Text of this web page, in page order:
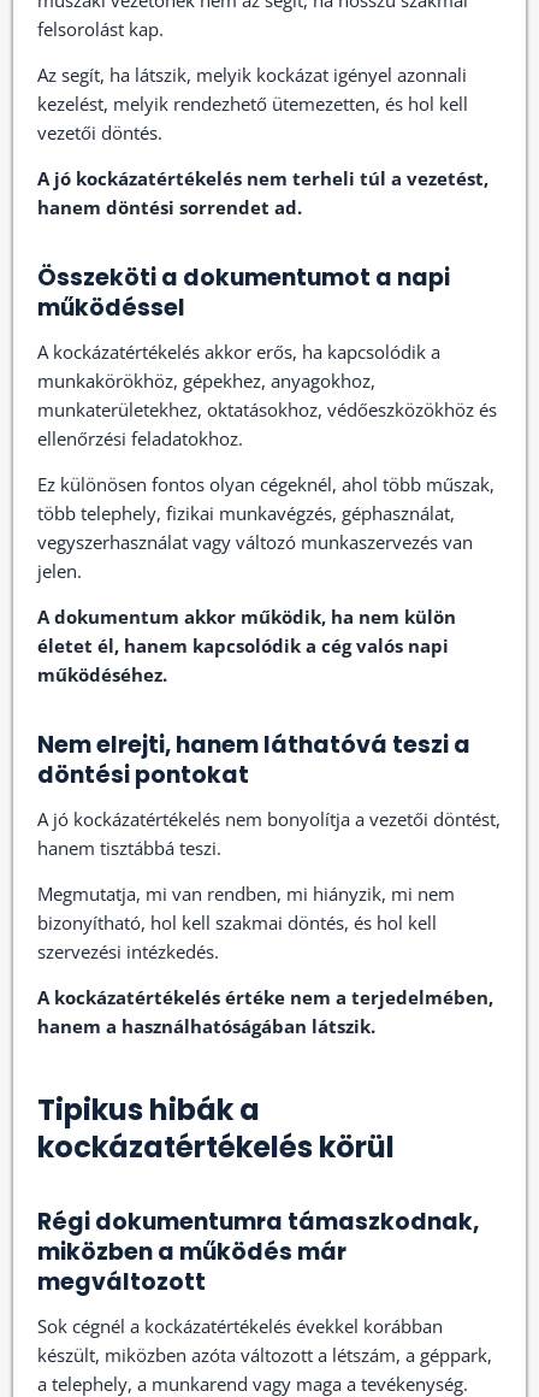
felsorolást kap.
Az segít, ha látszik, melyik kockázat igényel azonnali
kezelést, melyik rendezhető ütemezetten, és hol kell
vezetői döntés.
A jó kockázatértékelés nem terheli túl a vezetést,
hanem döntési sorrendet ad.
Összeköti a dokumentumot a napi
működéssel
A kockázatértékelés akkor erős, ha kapcsolódik a
munkakörökhöz, gépekhez, anyagokhoz,
munkaterületekhez, oktatásokhoz, védőeszközökhöz és
ellenőrzési feladatokhoz.
Ez különösen fontos olyan cégeknél, ahol több műszak,
több telephely, fizikai munkavégzés, géphasználat,
vegyszerhasználat vagy változó munkaszervezés van
jelen.
A dokumentum akkor működik, ha nem külön
életet él, hanem kapcsolódik a cég valós napi
működéséhez.
Nem elrejti, hanem láthatóvá teszi a
döntési pontokat
A jó kockázatértékelés nem bonyolítja a vezetői döntést,
hanem tisztábbá teszi.
Megmutatja, mi van rendben, mi hiányzik, mi nem
bizonyítható, hol kell szakmai döntés, és hol kell
szervezési intézkedés.
A kockázatértékelés értéke nem a terjedelmében,
hanem a használhatóságában látszik.
Tipikus hibák a
kockázatértékelés körül
Régi dokumentumra támaszkodnak,
miközben a működés már
megváltozott
Sok cégnél a kockázatértékelés évekkel korábban
készült, miközben azóta változott a létszám, a géppark,
a telephely, a munkarend vagy maga a tevékenység.